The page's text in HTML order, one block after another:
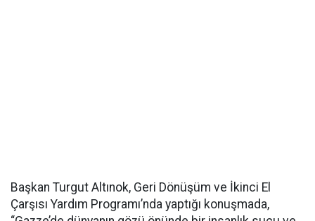
Başkan Turgut Altınok, Geri Dönüşüm ve İkinci El
Çarşısı Yardım Programı’nda yaptığı konuşmada,